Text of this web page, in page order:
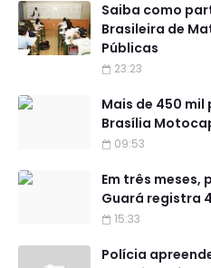
Saiba como
Brasileira de
Públicas
23:23
Mais de 450
Brasília
09:53
Em três
Guará registra
15:33
Polícia